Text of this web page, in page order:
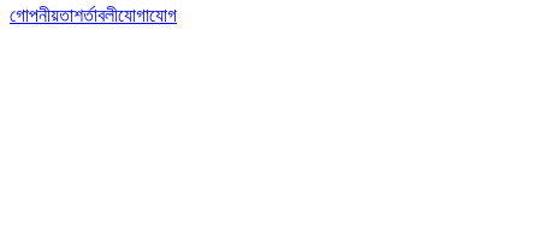
গোপনীয়তাশর্তাবলীযোগাযোগ